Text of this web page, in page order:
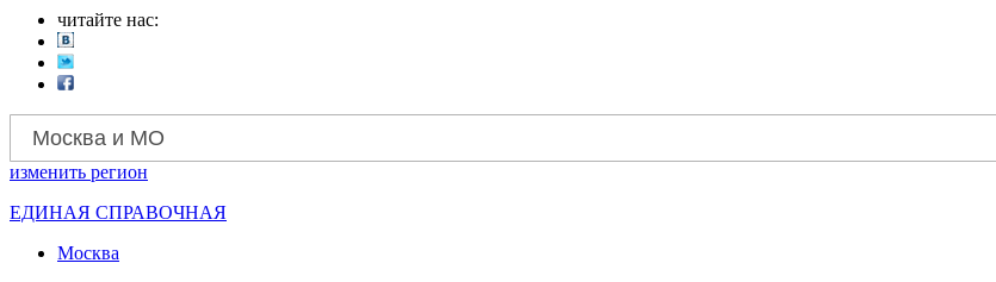
читайте нас:
Москва и МО
изменить регион
ЕДИНАЯ СПРАВОЧНАЯ
Москва